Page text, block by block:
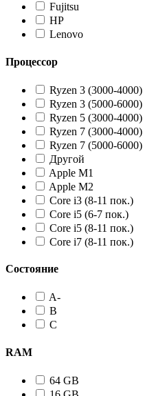
Fujitsu
HP
Lenovo
Процессор
Ryzen 3 (3000-4000)
Ryzen 3 (5000-6000)
Ryzen 5 (3000-4000)
Ryzen 7 (3000-4000)
Ryzen 7 (5000-6000)
Другой
Apple M1
Apple M2
Core i3 (8-11 пок.)
Core i5 (6-7 пок.)
Core i5 (8-11 пок.)
Core i7 (8-11 пок.)
Состояние
A-
B
C
RAM
64 GB